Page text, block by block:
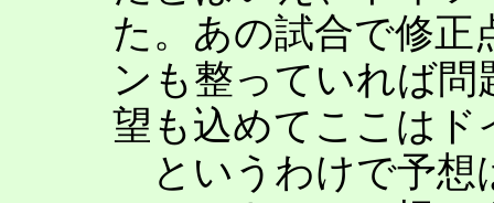
た。あの試合で修正
ンも整っていれば
望も込めてここはド
というわけで予想